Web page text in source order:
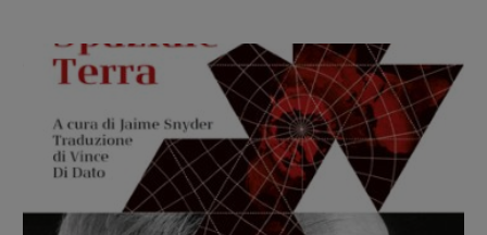
RUBRICHE
Archeologie del
presente
Fumetti
Libro & Film
Pulp for kids